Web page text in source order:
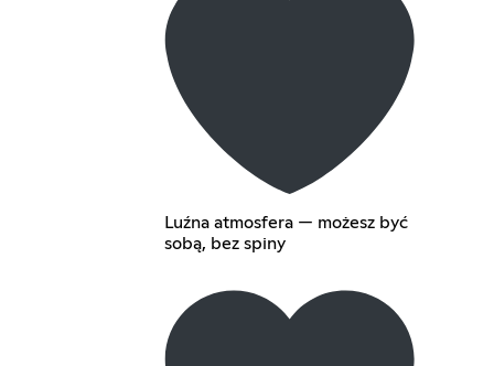
Luźna atmosfera — możesz być
sobą, bez spiny